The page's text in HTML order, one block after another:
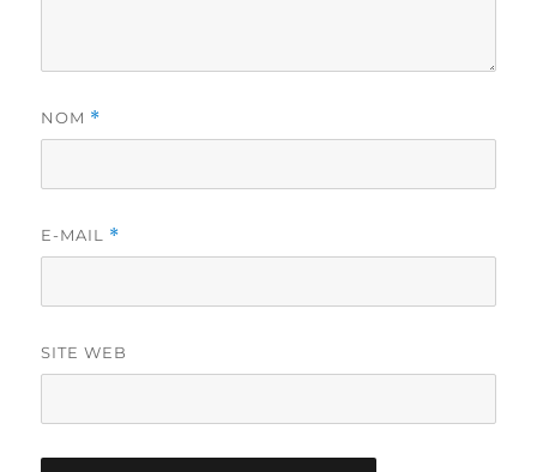
NOM *
E-MAIL *
SITE WEB